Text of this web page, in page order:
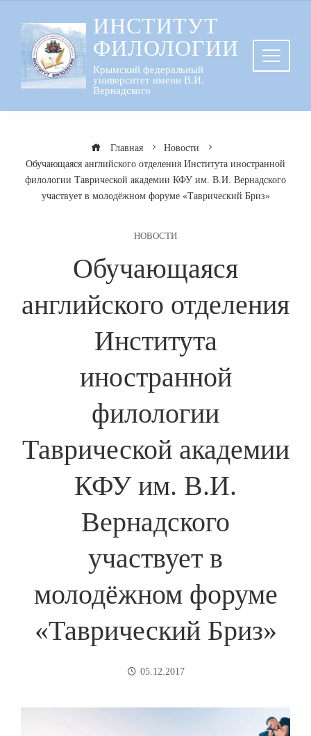
содержанию
ИНСТИТУТ
ФИЛОЛОГИИ
Крымский федеральный
университет имени В.И.
Вернадского
Главная
Новости
Обучающаяся английского отделения Института иностранной
филологии Таврической академии КФУ им. В.И. Вернадского
участвует в молодёжном форуме «Таврический Бриз»
НОВОСТИ
Обучающаяся
английского отделения
Института
иностранной
филологии
Таврической академии
КФУ им. В.И.
Вернадского
участвует в
молодёжном форуме
«Таврический Бриз»
05.12.2017